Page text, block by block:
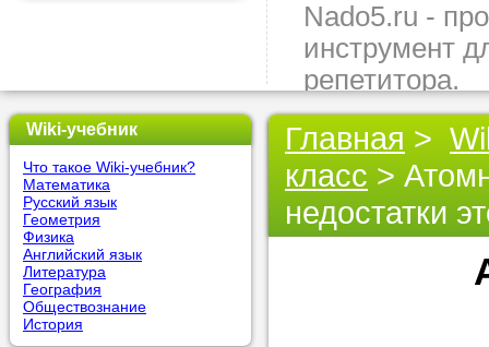
Nado5.ru -
инструмент
репетитора.
Здесь вы
подходящего
быстро,
бесплатно.
Оставьте
позвоните
Wiki-учебник
Что такое Wiki-учебник?
Математика
Русский язык
Геометрия
Физика
Английский язык
Литература
География
Обществознание
История
Главная >
класс >
недостатки